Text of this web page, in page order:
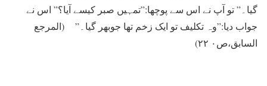
گيا۔” تو آپ نے اس سے پوچھا:”تمہيں صبر کيسے آيا؟” اس نے
جواب ديا:”وہ تکلیف تو ايک زخم تھا جوبھر گيا۔” (المرجع
السابق،ص۰ ۲۲)